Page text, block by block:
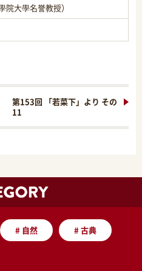
院大學名誉教授）
第153回 「若菜下」より その
11
# 自然 #古典